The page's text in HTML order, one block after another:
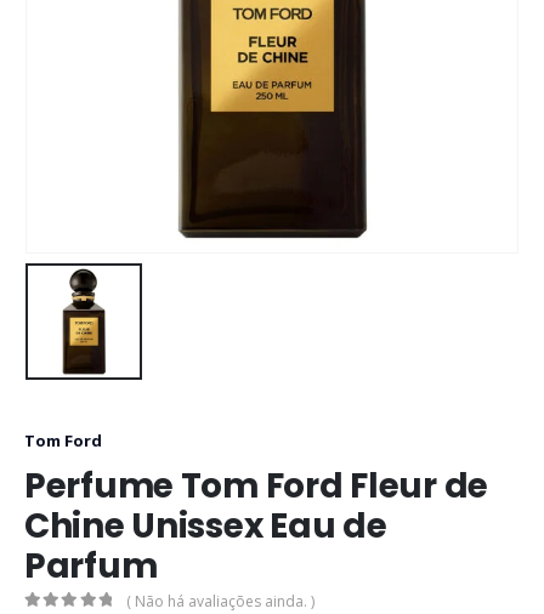
Tom Ford
Perfume Tom Ford Fleur de
Chine Unissex Eau de
Parfum
( Não há avaliações ainda. )